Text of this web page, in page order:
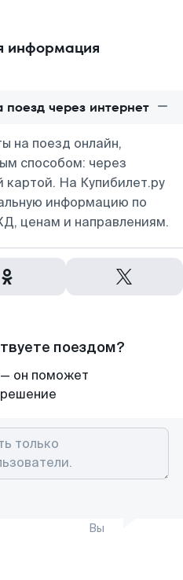
информация
через интернет
на поезд онлайн,
способом: через
картой. На Купибилет.ру
информацию по
ценам и направлениям.
поездом?
он поможет
Вы